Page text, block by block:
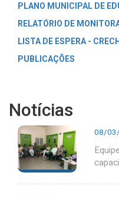
PLANO MUNICIPAL DE
RELATÓRIO DE
LISTA DE ESPERA -
PUBLICAÇÕES
Notícias
08/